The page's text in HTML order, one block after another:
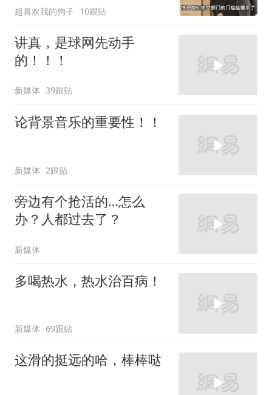
超喜欢我的狗子 10跟贴
讲真，是球网先动手
的！！！
新媒体 39跟贴
论背景音乐的重要性！！
新媒体 2跟贴
旁边有个抢活的…怎么
办？人都过去了？
新媒体
多喝热水，热水治百病！
新媒体 69跟贴
这滑的挺远的哈，棒棒哒